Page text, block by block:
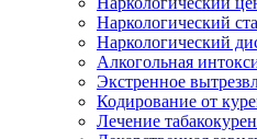
Наркологический
Наркологический
Алкогольная
Экстренное
Кодирование от
Лечение